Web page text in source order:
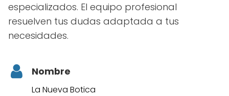
especializados. El equipo profesional
resuelven tus dudas adaptada a tus
necesidades.
Nombre
La Nueva Botica